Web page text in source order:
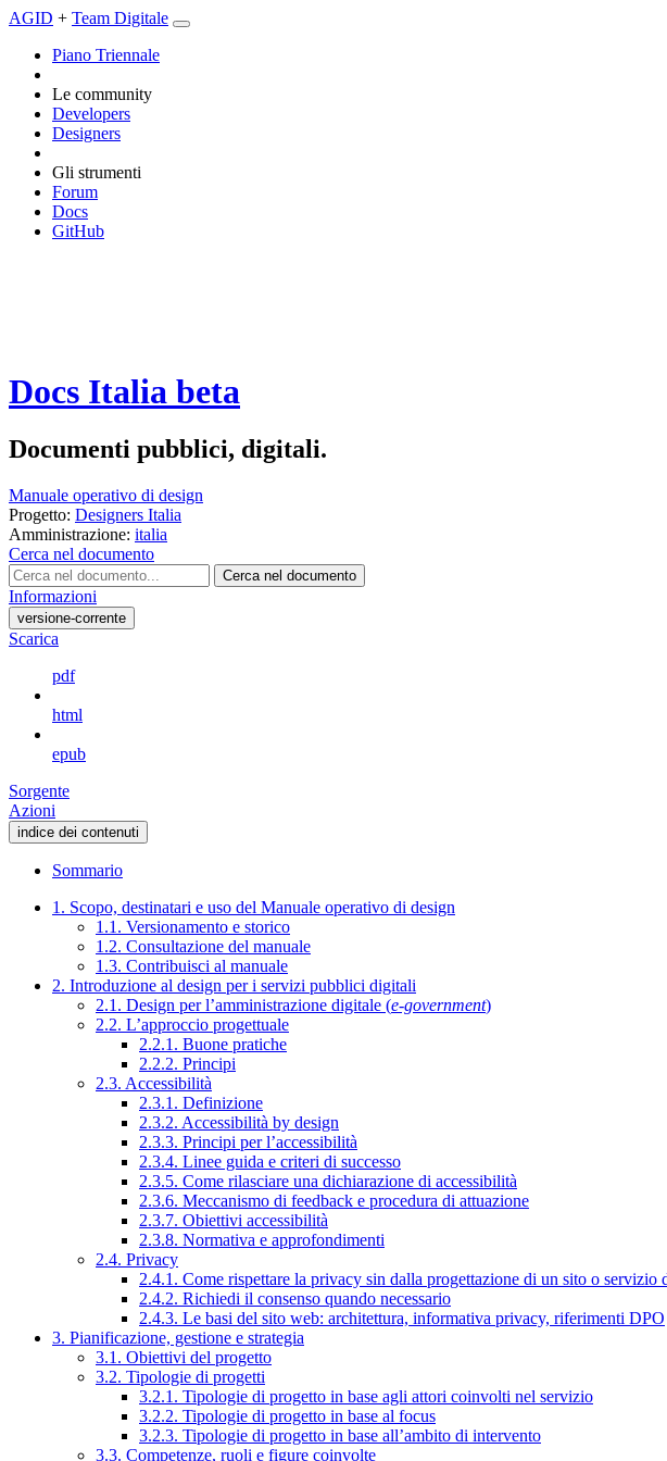
AGID + Team Digitale
Piano Triennale
Le community
Developers
Designers
Gli strumenti
Forum
Docs
GitHub
Docs Italia beta
Documenti pubblici, digitali.
Manuale operativo di design
Progetto: Designers Italia
Amministrazione: italia
Cerca nel documento
Cerca nel documento
Informazioni
versione-corrente
Scarica
pdf
html
epub
Sorgente
Azioni
indice dei contenuti
Sommario
1. Scopo, destinatari e uso del Manuale operativo di design
1.1. Versionamento e storico
1.2. Consultazione del manuale
1.3. Contribuisci al manuale
2. Introduzione al design per i servizi pubblici digitali
2.1. Design per l’amministrazione digitale (e-government)
2.2. L’approccio progettuale
2.2.1. Buone pratiche
2.2.2. Principi
2.3. Accessibilità
2.3.1. Definizione
2.3.2. Accessibilità by design
2.3.3. Principi per l’accessibilità
2.3.4. Linee guida e criteri di successo
2.3.5. Come rilasciare una dichiarazione di accessibilità
2.3.6. Meccanismo di feedback e procedura di attuazione
2.3.7. Obiettivi accessibilità
2.3.8. Normativa e approfondimenti
2.4. Privacy
2.4.1. Come rispettare la privacy sin dalla progettazione di un sito o servizio
2.4.2. Richiedi il consenso quando necessario
2.4.3. Le basi del sito web: architettura, informativa privacy, riferimenti DPO
3. Pianificazione, gestione e strategia
3.1. Obiettivi del progetto
3.2. Tipologie di progetti
3.2.1. Tipologie di progetto in base agli attori coinvolti nel servizio
3.2.2. Tipologie di progetto in base al focus
3.2.3. Tipologie di progetto in base all’ambito di intervento
3.3. Competenze, ruoli e figure coinvolte